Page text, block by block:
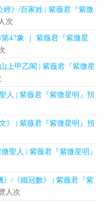
》/百家姓 | 紫薇君『紫微
次
47象 ｜ 紫薇君『紫微星
上甲乙閣 | 紫薇君『紫微星
人 | 紫薇君『紫微星明』預
》 | 紫薇君『紫微星明』預
聖人 | 紫薇君『紫微星明』
》/《鐵冠數》 | 紫薇君『紫
人次